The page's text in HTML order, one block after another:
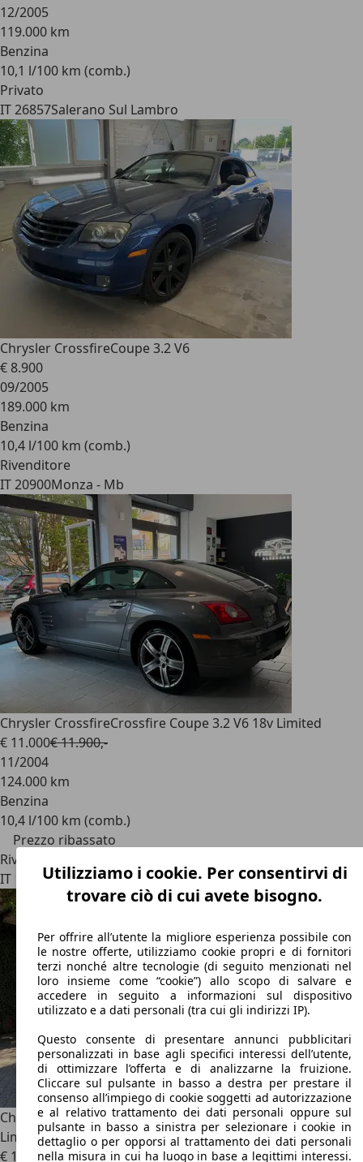
12/2005
119.000 km
Benzina
10,1 l/100 km (comb.)
Privato
IT 26857Salerano Sul Lambro
Chrysler CrossfireCoupe 3.2 V6
€ 8.900
09/2005
189.000 km
Benzina
10,4 l/100 km (comb.)
Rivenditore
IT 20900Monza - Mb
Chrysler CrossfireCrossfire Coupe 3.2 V6 18v Limited
€ 11.000€ 11.900,-
11/2004
124.000 km
Benzina
10,4 l/100 km (comb.)
Prezzo ribassato
Rivenditore
IT 15121Alessandria
Chrysler Crossfire Crossfire Coupe Coupe 3.2 V6 18v
Limited auto
€ 16.500
Utilizziamo i cookie. Per consentirvi di
trovare ciò di cui avete bisogno.
Per offrire all’utente la migliore esperienza possibile con
le nostre offerte, utilizziamo cookie propri e di fornitori
terzi nonché altre tecnologie (di seguito menzionati nel
loro insieme come “cookie”) allo scopo di salvare e
accedere in seguito a informazioni sul dispositivo
utilizzato e a dati personali (tra cui gli indirizzi IP).
Questo consente di presentare annunci pubblicitari
personalizzati in base agli specifici interessi dell’utente,
di ottimizzare l’offerta e di analizzarne la fruizione.
Cliccare sul pulsante in basso a destra per prestare il
consenso all’impiego di cookie soggetti ad autorizzazione
e al relativo trattamento dei dati personali oppure sul
pulsante in basso a sinistra per selezionare i cookie in
dettaglio o per opporsi al trattamento dei dati personali
nella misura in cui ha luogo in base a legittimi interessi.